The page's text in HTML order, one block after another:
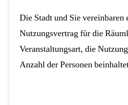
Die Stadt und Sie vereinbaren
Nutzungsvertrag für die
Veranstaltungsart, die
Anzahl der Personen